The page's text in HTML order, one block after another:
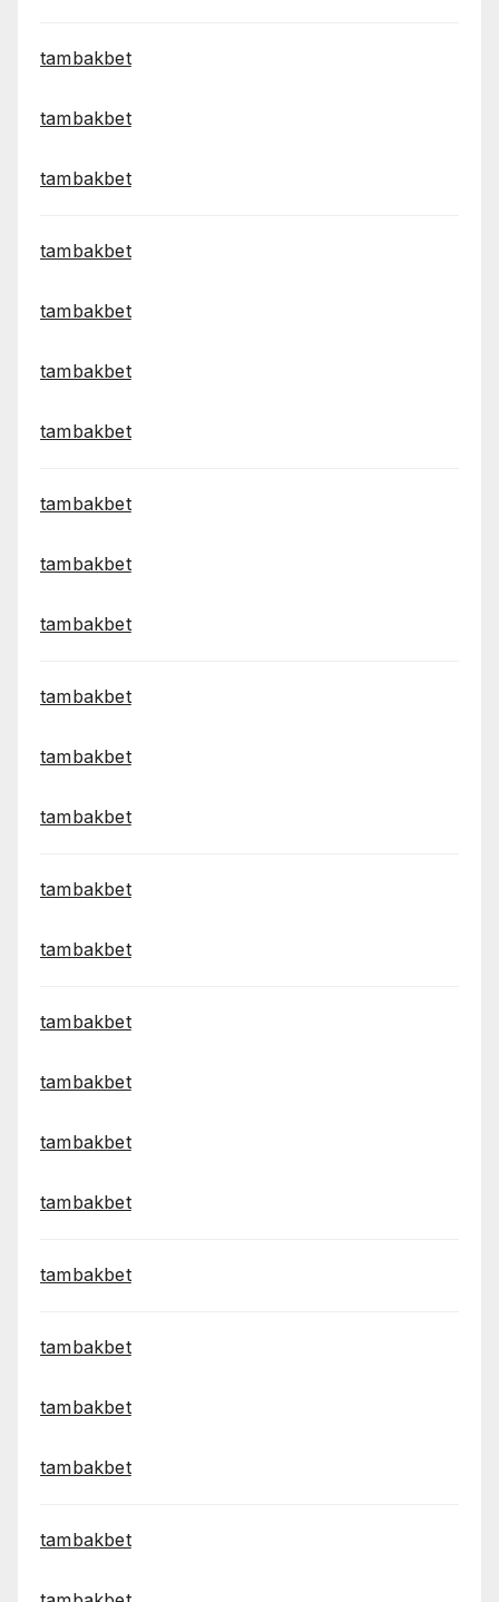
tambakbet
tambakbet
tambakbet
tambakbet
tambakbet
tambakbet
tambakbet
tambakbet
tambakbet
tambakbet
tambakbet
tambakbet
tambakbet
tambakbet
tambakbet
tambakbet
tambakbet
tambakbet
tambakbet
tambakbet
tambakbet
tambakbet
tambakbet
tambakbet